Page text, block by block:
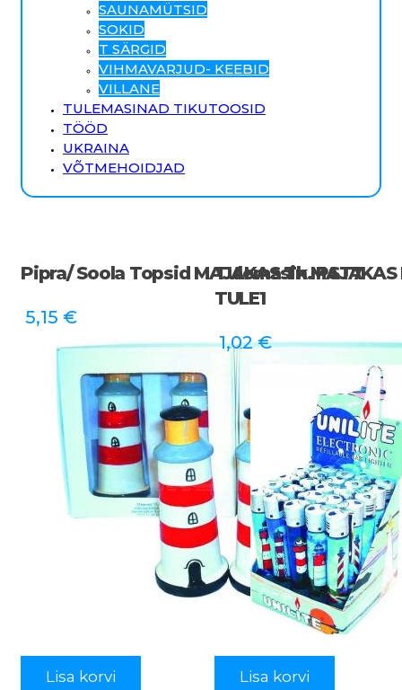
SAUNAMÜTSID
SOKID
T SÄRGID
VIHMAVARJUD- KEEBID
VILLANE
TULEMASINAD TIKUTOOSID
TÖÖD
UKRAINA
VÕTMEHOIDJAD
Pipra/ Soola Topsid MAJAKAS Tk. PST7
5,15 €
Lisa korvi
Tulemasin
TULE1
1,02€
Lisa korvi